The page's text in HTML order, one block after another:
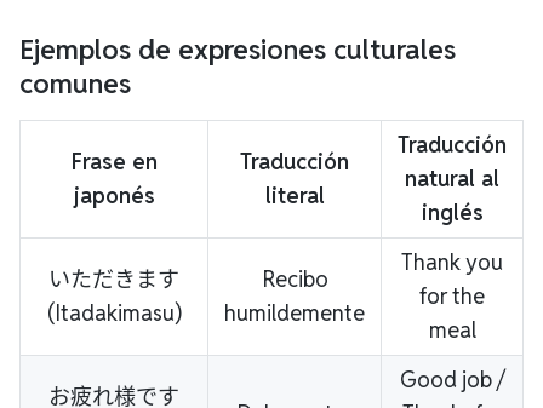
Ejemplos de expresiones culturales
comunes
Frase en
japonés
Traducción
literal
Traducción
natural al
inglés
いただきます
(Itadakimasu)
Recibo
humildemente
Thank you
for the
meal
お疲れ様です
Good job /